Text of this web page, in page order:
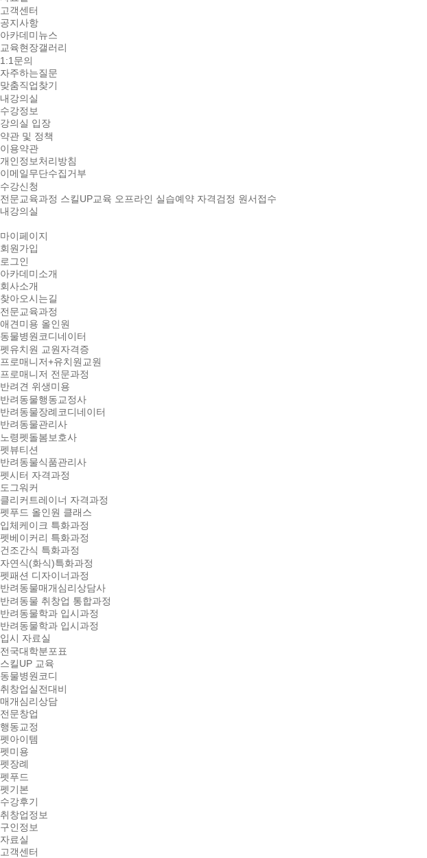
고객센터
공지사항
아카데미뉴스
교육현장갤러리
1:1문의
자주하는질문
맞춤직업찾기
내강의실
수강정보
강의실 입장
약관 및 정책
이용약관
개인정보처리방침
이메일무단수집거부
수강신청
전문교육과정 스킬UP교육 오프라인 실습예약 자격검정 원서접수
내강의실
마이페이지
회원가입
로그인
아카데미소개
회사소개
찾아오시는길
전문교육과정
애견미용 올인원
동물병원코디네이터
펫유치원 교원자격증
프로매니저+유치원교원
프로매니저 전문과정
반려견 위생미용
반려동물행동교정사
반려동물장례코디네이터
반려동물관리사
노령펫돌봄보호사
펫뷰티션
반려동물식품관리사
펫시터 자격과정
도그워커
클리커트레이너 자격과정
펫푸드 올인원 클래스
입체케이크 특화과정
펫베이커리 특화과정
건조간식 특화과정
자연식(화식)특화과정
펫패션 디자이너과정
반려동물매개심리상담사
반려동물 취창업 통합과정
반려동물학과 입시과정
반려동물학과 입시과정
입시 자료실
전국대학분포표
스킬UP 교육
동물병원코디
취창업실전대비
매개심리상담
전문창업
행동교정
펫아이템
펫미용
펫장례
펫푸드
펫기본
수강후기
취창업정보
구인정보
자료실
고객센터